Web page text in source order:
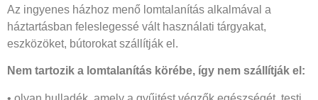
Az ingyenes házhoz menő lomtalanítás alkalmával a
háztartásban feleslegessé vált használati tárgyakat,
eszközöket, bútorokat szállítják el.
Nem tartozik a lomtalanítás körébe, így nem szállítják el: